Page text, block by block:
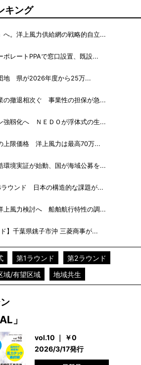
キング
へ。洋上風力供給網の戦略的自立...
ポレートPPAで窓口設置、既設...
地 県が2026年度から25万...
の撤退相次ぐ 事業性の担保が急...
強靱化へ ＮＥＤＯが浮体式の生...
上限価格 洋上風力は最高70万...
環境実証が始動、国が海域公募を...
ラウンド 日本の構造的な課題が...
上風力検討へ 船舶航行特性の調...
ド】千葉県銚子市沖 三菱商事が...
第1ラウンド
第2ラウンド
域/有望区域
地域共生
」
vol.10 ｜ ￥0
2026/3/17発行